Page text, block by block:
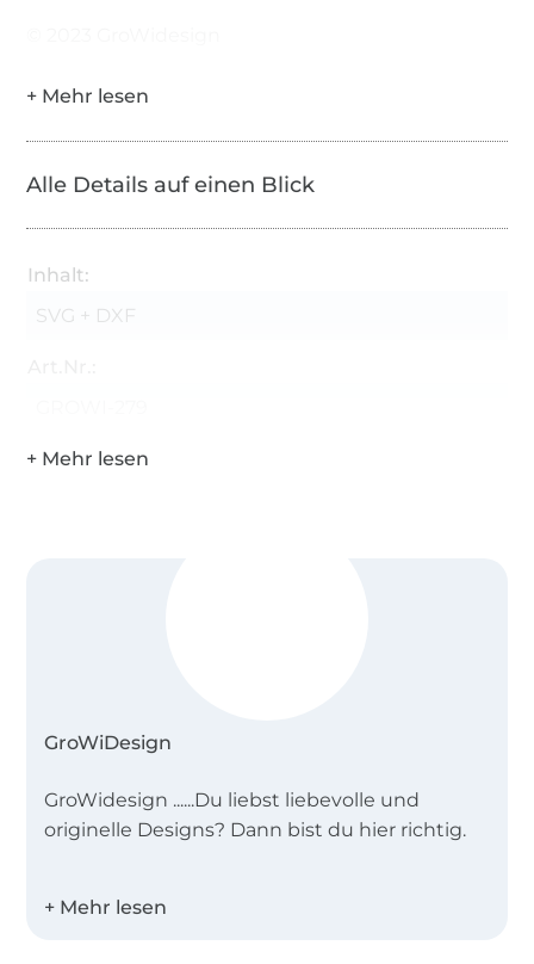
Alle Details auf einen Blick
Inhalt:
SVG + DXF
GroWiDesign
GroWidesign ......Du liebst liebevolle und
originelle Designs? Dann bist du hier richtig.
Applikationen, Stickdateien ... und mach dir